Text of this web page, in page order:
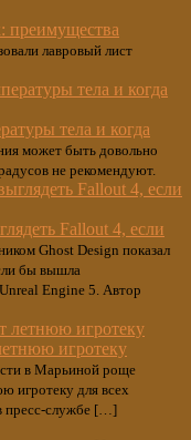
преимущества
лавровый лист
тела и когда
может быть довольно
не рекомендуют.
Fallout 4, если
Ghost Design показал
бы вышла
Engine 5. Автор
игротеку
в Марьиной роще
игротеку для всех
пресс-службе […]